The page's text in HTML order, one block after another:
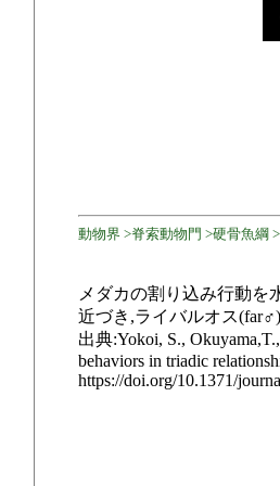
動物界 >脊索動物門 >硬骨魚綱
メダカの割り込み行動を
近づき,ライバルオス
出典:Yokoi, S.,
behaviors in triadic
https://doi.org/10.1371/